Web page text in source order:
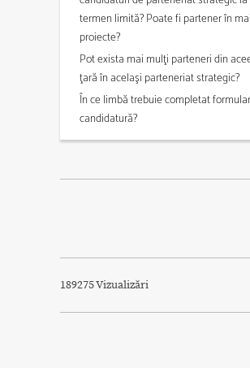
termen limită? Poate fi partener în
proiecte?
Pot exista mai mulţi parteneri din
ţară în acelaşi parteneriat strategic?
În ce limbă trebuie completat
candidatură?
189275 Vizualizări